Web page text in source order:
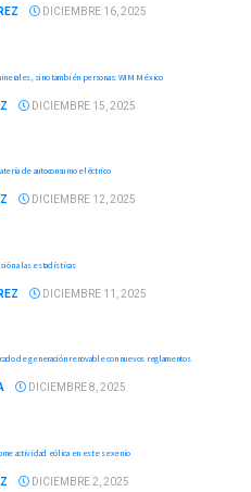
DICIEMBRE 16, 2025
sino también personas: WIM México
DICIEMBRE 15, 2025
de autoconsumo eléctrico
DICIEMBRE 12, 2025
a las estadísticas
DICIEMBRE 11, 2025
de generación renovable con nuevos reglamentos
DICIEMBRE 8, 2025
actividad eólica en este sexenio
DICIEMBRE 2, 2025